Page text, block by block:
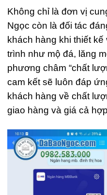
Không chỉ là đơn vị
Ngọc còn là đối tác
khách hàng khi thiết
trình như mộ đá, lăng
phương châm “chất
cam kết sẽ luôn đáp
khách hàng về chất
giao hàng và giá cả